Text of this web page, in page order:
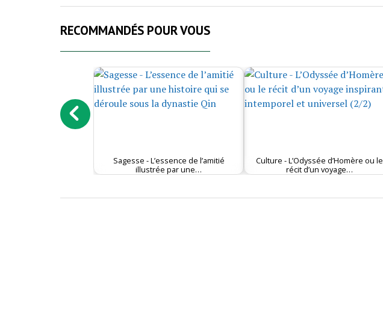
RECOMMANDÉS POUR VOUS
Sagesse - L’essence de l’amitié
illustrée par une…
Culture - L’Odyssée d’Homère ou le
récit d’un voyage…